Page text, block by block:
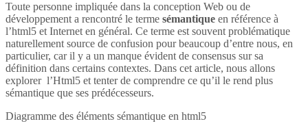
Toute personne impliquée dans la conception Web ou de
développement a rencontré le terme sémantique en référence à
l’html5 et Internet en général. Ce terme est souvent problématique
naturellement source de confusion pour beaucoup d’entre nous, en
particulier, car il y a un manque évident de consensus sur sa
définition dans certains contextes. Dans cet article, nous allons
explorer l’Html5 et tenter de comprendre ce qu’il le rend plus
sémantique que ses prédécesseurs.
Diagramme des éléments sémantique en html5